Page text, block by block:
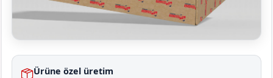
Ürüne özel üretim